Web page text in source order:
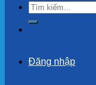
Tìm
kiếm:
Đăng nhập